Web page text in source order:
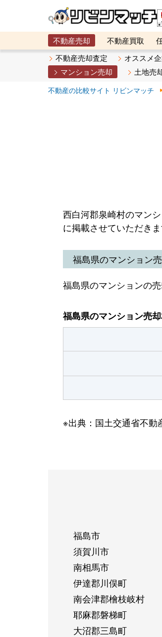
不動産売却 不動産買取
メタ住宅展示場
ベスト不動産
不動産売却査定 オススメ
マンション売却
土地売
不動産の比較サイト リビンマッチ
西白河郡泉崎村のマン
に掲載させていただきま
福島県のマンション
福島県のマンションの
福島県のマンション売
※出典：国土交通省不動
福島市
須賀川市
南相馬市
伊達郡川俣町
南会津郡檜枝岐村
耶麻郡磐梯町
大沼郡三島町